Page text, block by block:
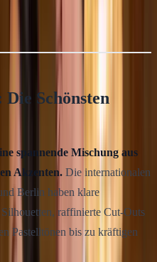
Schönsten
spannende Mischung aus
Akzenten. Die internationalen
Berlin haben klare
raffinierte Cut-Outs
Pastelltönen bis zu kräftigen